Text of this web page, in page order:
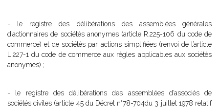
- le registre des délibérations des assemblées générales
d’actionnaires de sociétés anonymes (article R.225-106 du code de
commerce) et de sociétés par actions simplifiées (renvoi de l’article
L.227-1 du code de commerce aux règles applicables aux sociétés
anonymes) ;
- le registre des délibérations des assemblées d’associés de
sociétés civiles (article 45 du Décret n°78-704du 3 juillet 1978 relatif